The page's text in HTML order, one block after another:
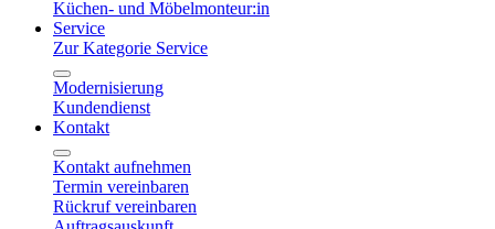
Küchen- und Möbelmonteur:in
Service
Zur Kategorie Service
Modernisierung
Kundendienst
Kontakt
Kontakt aufnehmen
Termin vereinbaren
Rückruf vereinbaren